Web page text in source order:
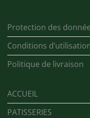
Protection des
Conditions
Politique de livraison
ACCUEIL
PATISSERIES